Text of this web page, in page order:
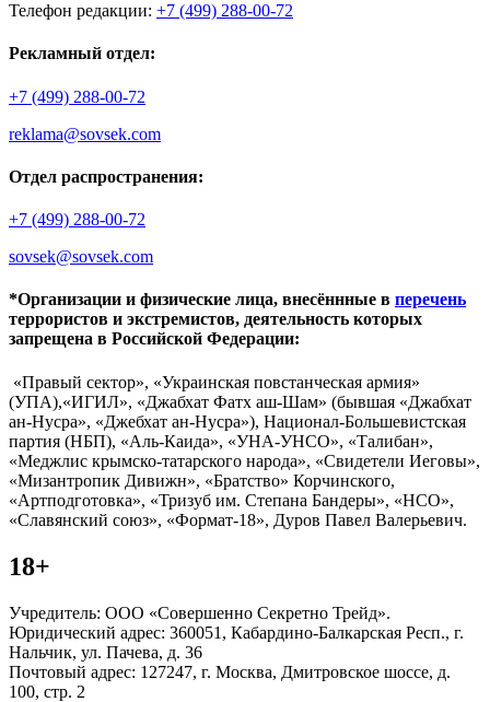
Телефон редакции: +7 (499) 288-00-72
Рекламный отдел:
+7 (499) 288-00-72
reklama@sovsek.com
Отдел распространения:
+7 (499) 288-00-72
sovsek@sovsek.com
*Организации и физические лица, внесённные в перечень
террористов и экстремистов, деятельность которых
запрещена в Российской Федерации:
«Правый сектор», «Украинская повстанческая армия»
(УПА),«ИГИЛ», «Джабхат Фатх аш-Шам» (бывшая «Джабхат
ан-Нусра», «Джебхат ан-Нусра»), Национал-Большевистская
партия (НБП), «Аль-Каида», «УНА-УНСО», «Талибан»,
«Меджлис крымско-татарского народа», «Свидетели Иеговы»,
«Мизантропик Дивижн», «Братство» Корчинского,
«Артподготовка», «Тризуб им. Степана Бандеры», «НСО»,
«Славянский союз», «Формат-18», Дуров Павел Валерьевич.
18+
Учредитель: ООО «Совершенно Секретно Трейд».
Юридический адрес: 360051, Кабардино-Балкарская Респ., г.
Нальчик, ул. Пачева, д. 36
Почтовый адрес: 127247, г. Москва, Дмитровское шоссе, д.
100, стр. 2